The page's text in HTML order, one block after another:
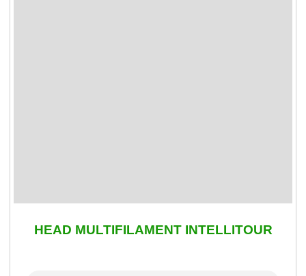
HEAD MULTIFILAMENT INTELLITOUR